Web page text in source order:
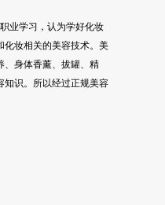
业学习，认为学好化妆
化妆相关的美容技术。美
、身体香薰、拔罐、精
知识。所以经过正规美容